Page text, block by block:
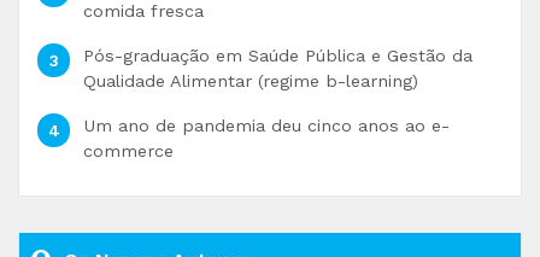
comida fresca
Pós-graduação em Saúde Pública e Gestão da
Qualidade Alimentar (regime b-learning)
Um ano de pandemia deu cinco anos ao e-
commerce